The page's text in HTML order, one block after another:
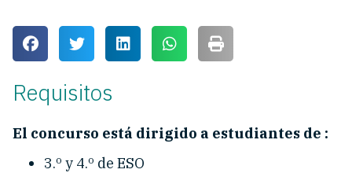
Requisitos
El concurso está dirigido a estudiantes de :
3.º y 4.º de ESO